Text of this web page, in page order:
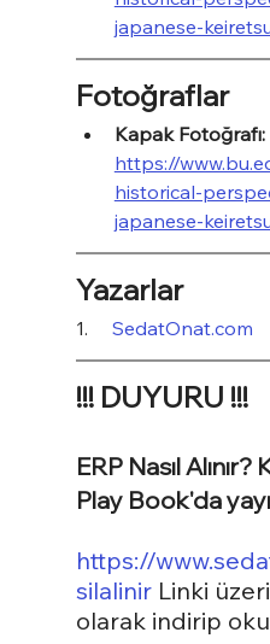
japanese-
Fotoğraflar
Kapak Fotoğrafı:
https://
historical-
japanese-
Yazarlar
1. SedatOnat.com
!!! DUYURU !!!
ERP Nasıl
Play Book'da
https://
silalinir Linki
olarak indirip